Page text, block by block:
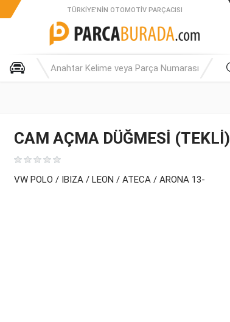
TÜRKIYE'NIN OTOMOTIV PARÇACISI
CAM AÇMA DÜĞMESİ (TEKLİ)
VW POLO / IBIZA / LEON / ATECA / ARONA 13-